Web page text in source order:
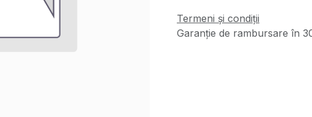
Termeni și condiții
Garanție de rambursare în